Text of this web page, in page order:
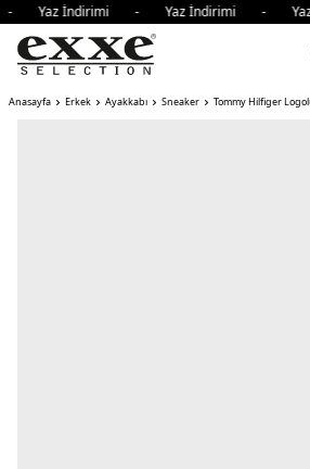
- Yaz İndirimi - Yaz İndirimi -
Anasayfa Erkek Ayakkabı Sneaker Tommy Hilfiger